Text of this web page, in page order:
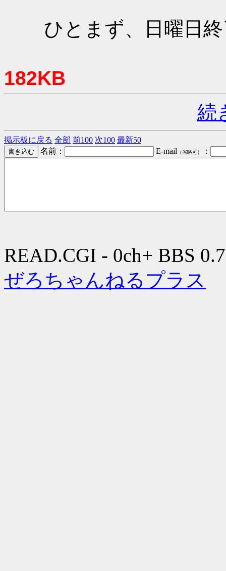
ひとまず、日曜日
182KB
続
掲示板に戻る 全部 前100 次100 最新50
名前：
E-mail （省略可） ：
READ.CGI - 0ch+ BBS
ぜろちゃんねるプラス